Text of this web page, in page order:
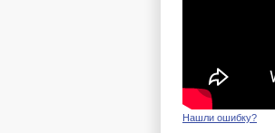
Нашли ошибку?